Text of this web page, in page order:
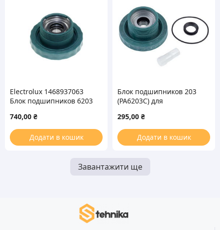
Electrolux 1468937063
Блок подшипников 6203
правая) для стиральной
машины
740,00 ₴
Додати в кошик
Блок подшипников 203
(PA6203C) для
Electrolux 4071430971
295,00 ₴
Додати в кошик
Завантажити ще